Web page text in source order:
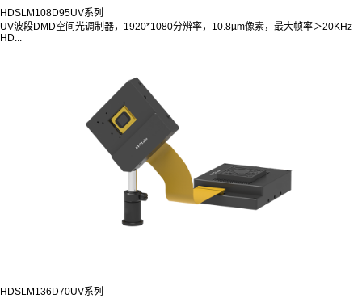
HDSLM108D95UV系列
UV波段DMD空间光调制器，1920*1080分辨率，10.8µm像素，最大帧率＞20KHz
HD...
HDSLM136D70UV系列